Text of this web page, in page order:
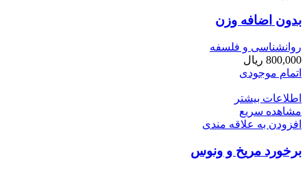
بدون اضافه وزن
روانشناسی و فلسفه
800,000 ریال
اتمام موجودی
اطلاعات بیشتر
مشاهده سریع
افزودن به علاقه مندی
برخورد مریخ و ونوس